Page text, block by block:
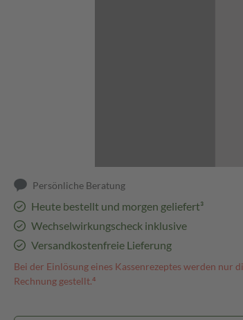
Persönliche Beratung
Heute bestellt und morgen geliefert³
Wechselwirkungscheck inklusive
Versandkostenfreie Lieferung
Bei der Einlösung eines Kassenrezeptes werden nur
Rechnung gestellt.⁴